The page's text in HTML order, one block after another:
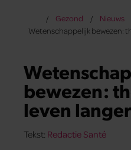
Gezond
Nieuws
Wetenschappelijk bewezen:
bewezen:
leven langer
Tekst: Redactie Santé